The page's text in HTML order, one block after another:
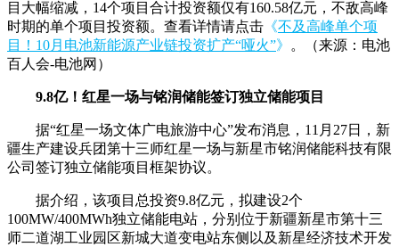
目大幅缩减，14个项目合计投资额仅有160.58亿元，不敌高峰
时期的单个项目投资额。查看详情请点击 《不及高峰单个项
目！10月电池新能源产业链投资扩产“哑火”》
。（来源：电池
百人会-电池网）
9.8亿！红星一场与铭润储能签订独立储能项目
据“红星一场文体广电旅游中心”发布消息，11月27日，新
疆生产建设兵团第十三师红星一场与新星市铭润储能科技有限
公司签订独立储能项目框架协议。
据介绍，该项目总投资9.8亿元，拟建设2个
100MW/400MWh独立储能电站，分别位于新疆新星市第十三
师二道湖工业园区新城大道变电站东侧以及新星经济技术开发